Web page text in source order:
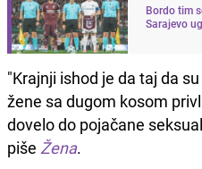
Bordo tim
Sarajevo
"Krajnji ishod je da taj da
žene sa dugom kosom
dovelo do pojačane
piše Žena.